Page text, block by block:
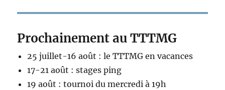
Prochainement au TTTMG
25 juillet-16 août : le TTTMG en vacances
17-21 août : stages ping
19 août : tournoi du mercredi à 19h